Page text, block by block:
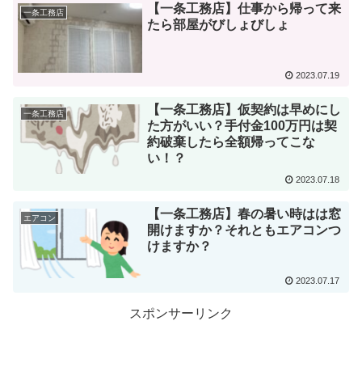
一条工務店
【一条工務店】仕事から帰って来
たら部屋がびしょびしょ
2023.07.19
一条工務店
【一条工務店】仮契約は早めにし
た方がいい？手付金100万円は契
約破棄したら全額帰ってこな
い！？
2023.07.18
エアコン
【一条工務店】春の暑い時はは窓
開けますか？それともエアコンつ
けますか？
2023.07.17
スポンサーリンク